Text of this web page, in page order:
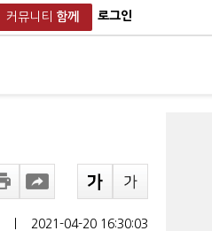
커뮤니티 함께 로그인
2021-04-20 16:30:03